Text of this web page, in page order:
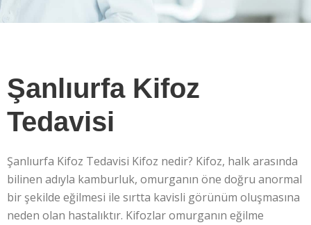
Şanlıurfa Kifoz
Tedavisi
Şanlıurfa Kifoz Tedavisi Kifoz nedir? Kifoz, halk arasında
bilinen adıyla kamburluk, omurganın öne doğru anormal
bir şekilde eğilmesi ile sırtta kavisli görünüm oluşmasına
neden olan hastalıktır. Kifozlar omurganın eğilme